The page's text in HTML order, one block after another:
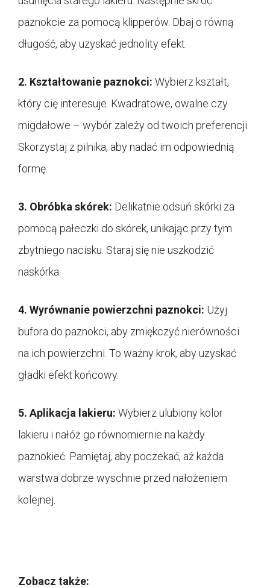
paznokcie za pomocą klipperów. Dbaj o równą
długość, aby uzyskać jednolity efekt.
2. Kształtowanie paznokci: Wybierz kształt,
który cię interesuje. Kwadratowe, owalne czy
migdałowe – wybór zależy od twoich preferencji.
Skorzystaj z pilnika, aby nadać im odpowiednią
formę.
3. Obróbka skórek: Delikatnie odsuń skórki za
pomocą pałeczki do skórek, unikając przy tym
zbytniego nacisku. Staraj się nie uszkodzić
naskórka.
4. Wyrównanie powierzchni paznokci: Użyj
bufora do paznokci, aby zmiękczyć nierówności
na ich powierzchni. To ważny krok, aby uzyskać
gładki efekt końcowy.
5. Aplikacja lakieru: Wybierz ulubiony kolor
lakieru i nałóż go równomiernie na każdy
paznokieć. Pamiętaj, aby poczekać, aż każda
warstwa dobrze wyschnie przed nałożeniem
kolejnej.
Zobacz także: